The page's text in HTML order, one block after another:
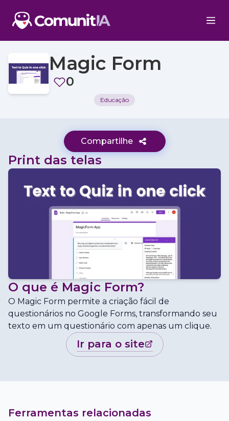
Magic Form
0
Educação
Compartilhe
Print das telas
O que é Magic Form?
O Magic Form permite a criação fácil de
questionários no Google Forms, transformando seu
texto em um questionário com apenas um clique.
ir para o site
Ferramentas relacionadas